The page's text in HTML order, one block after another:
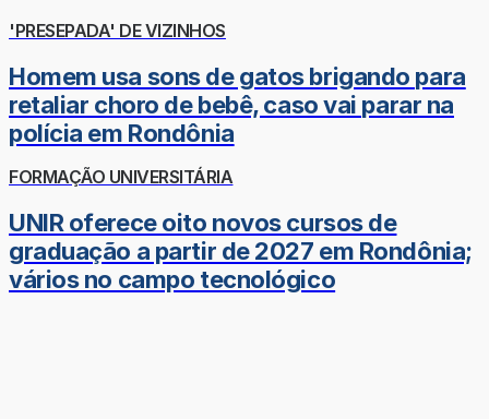
'PRESEPADA' DE VIZINHOS
Homem usa sons de gatos brigando para
retaliar choro de bebê, caso vai parar na
polícia em Rondônia
FORMAÇÃO UNIVERSITÁRIA
UNIR oferece oito novos cursos de
graduação a partir de 2027 em Rondônia;
vários no campo tecnológico